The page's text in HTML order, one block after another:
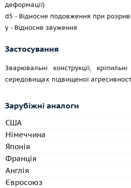
деформації)
d5 - Відносне подовження при
y - Відносне звуження
Застосування
Зварювальні конструкції,
середовищах підвищеної
Зарубіжні аналоги
США
Німеччина
Японія
Франція
Англія
Євросоюз